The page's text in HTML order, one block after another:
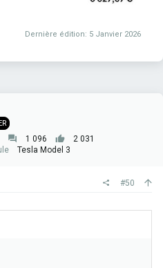
Dernière édition: 5 Janvier 2026
1 096
2 031
Tesla Model 3
#50